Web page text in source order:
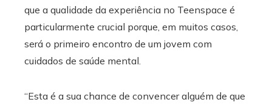
que a qualidade da experiência no Teenspace é
particularmente crucial porque, em muitos casos,
será o primeiro encontro de um jovem com
cuidados de saúde mental.
“Esta é a sua chance de convencer alguém de que